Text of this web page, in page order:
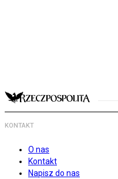
KONTAKT
O nas
Kontakt
Napisz do nas